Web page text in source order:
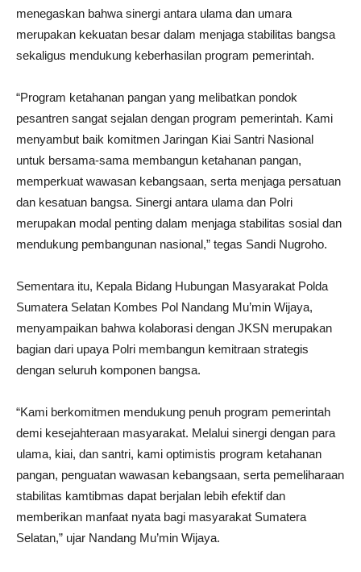
menegaskan bahwa sinergi antara ulama dan umara
merupakan kekuatan besar dalam menjaga stabilitas bangsa
sekaligus mendukung keberhasilan program pemerintah.
“Program ketahanan pangan yang melibatkan pondok
pesantren sangat sejalan dengan program pemerintah. Kami
menyambut baik komitmen Jaringan Kiai Santri Nasional
untuk bersama-sama membangun ketahanan pangan,
memperkuat wawasan kebangsaan, serta menjaga persatuan
dan kesatuan bangsa. Sinergi antara ulama dan Polri
merupakan modal penting dalam menjaga stabilitas sosial dan
mendukung pembangunan nasional,” tegas Sandi Nugroho.
Sementara itu, Kepala Bidang Hubungan Masyarakat Polda
Sumatera Selatan Kombes Pol Nandang Mu’min Wijaya,
menyampaikan bahwa kolaborasi dengan JKSN merupakan
bagian dari upaya Polri membangun kemitraan strategis
dengan seluruh komponen bangsa.
“Kami berkomitmen mendukung penuh program pemerintah
demi kesejahteraan masyarakat. Melalui sinergi dengan para
ulama, kiai, dan santri, kami optimistis program ketahanan
pangan, penguatan wawasan kebangsaan, serta pemeliharaan
stabilitas kamtibmas dapat berjalan lebih efektif dan
memberikan manfaat nyata bagi masyarakat Sumatera
Selatan,” ujar Nandang Mu’min Wijaya.